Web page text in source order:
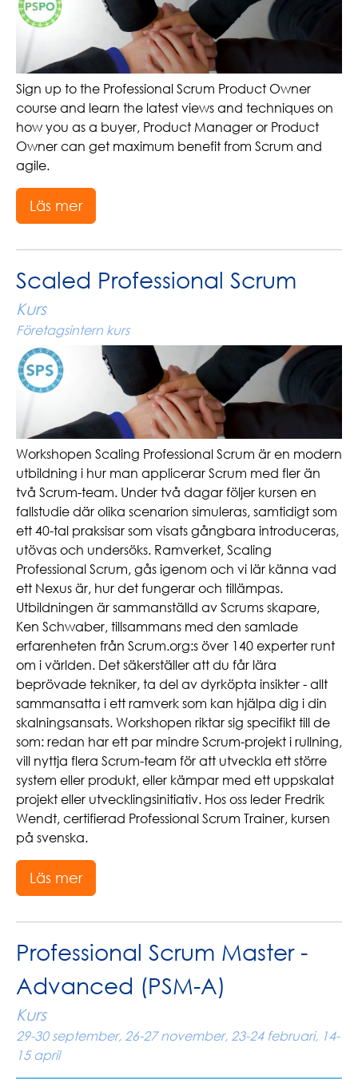
Sign up to the Professional Scrum Product Owner
course and learn the latest views and techniques on
how you as a buyer, Product Manager or Product
Owner can get maximum benefit from Scrum and
agile.
Läs mer
Scaled Professional Scrum
Kurs
Företagsintern kurs
Workshopen Scaling Professional Scrum är en modern
utbildning i hur man applicerar Scrum med fler än
två Scrum-team. Under två dagar följer kursen en
fallstudie där olika scenarion simuleras, samtidigt som
ett 40-tal praksisar som visats gångbara introduceras,
utövas och undersöks. Ramverket, Scaling
Professional Scrum, gås igenom och vi lär känna vad
ett Nexus är, hur det fungerar och tillämpas.
Utbildningen är sammanställd av Scrums skapare,
Ken Schwaber, tillsammans med den samlade
erfarenheten från Scrum.org:s över 140 experter runt
om i världen. Det säkerställer att du får lära
beprövade tekniker, ta del av dyrköpta insikter - allt
sammansatta i ett ramverk som kan hjälpa dig i din
skalningsansats. Workshopen riktar sig specifikt till de
som: redan har ett par mindre Scrum-projekt i rullning,
vill nyttja flera Scrum-team för att utveckla ett större
system eller produkt, eller kämpar med ett uppskalat
projekt eller utvecklingsinitiativ. Hos oss leder Fredrik
Wendt, certifierad Professional Scrum Trainer, kursen
på svenska.
Läs mer
Professional Scrum Master -
Advanced (PSM-A)
Kurs
29-30 september, 26-27 november, 23-24 februari, 14-
15 april